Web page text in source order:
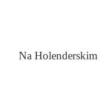
Na